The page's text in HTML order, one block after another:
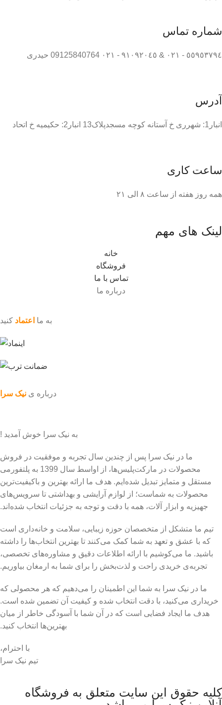
شماره تماس
٥٥٩٥٣٧٩٤ - ٠٢١ & ٩١٠٩٢٠٤٥ - ٠٢١ 09125840764 حیدری
آدرس
انبار1: شهرری خ آستانه کوچه مسجدپلاک13 انبار2: حکیمیه خ اتحاد
ساعت کاری
همه روز هفته از ساعت ٨ الی ۲۱
لینک های مهم
خانه
فروشگاه
تماس با ما
درباره ما
درباره ی نیک سرا
به نیک سرا خوش آمدید !
ما در نیک سرا پس از چندین سال تجربه و موفقیت در فروش
محصولات در مارکت‌پلیس‌ها، از اواسط سال 1399 به پلتفورمی
مستقل و متمایز تبدیل شده‌ایم. هدف ما ارائه بهترین و باکیفیت‌ترین
محصولات به شماست؛ از لوازم آرایشی و بهداشتی تا سرویس‌های
جهیزیه و ابزار آلات، همه با دقت و توجه به جزئیات انتخاب شده‌اند.
تیم ما متشکل از متخصصان حوزه زیبایی، سلامت و خانه‌داری است
که با عشق و تعهد به شما کمک می‌کنند تا بهترین انتخاب‌ها را داشته
باشید. ما می‌کوشیم با ارائه اطلاعات دقیق و مشاوره‌های تخصصی،
تجربه‌ی خریدی راحت و لذت‌بخش را برای شما به ارمغان بیاوریم.
ما در نیک سرا به شما این اطمینان را می‌دهیم که هر محصولی که
خریداری می‌کنید، با دقت انتخاب شده و کیفیت آن تضمین شده است.
هدف ما ایجاد فضایی است که در آن شما با آسودگی خاطر از میان
بهترین‌ها انتخاب کنید.
با احترام،
تیم نیک سرا
کلیه حقوق این سایت متعلق به فروشگاه
به ما اعتماد کنید